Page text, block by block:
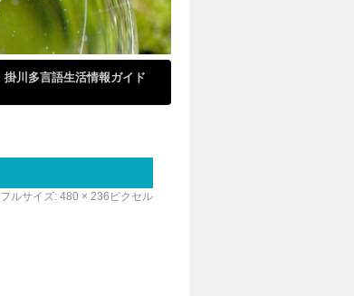
掛川多言語生活情報ガイド
フルサイズ: 480 × 236 ピクセル